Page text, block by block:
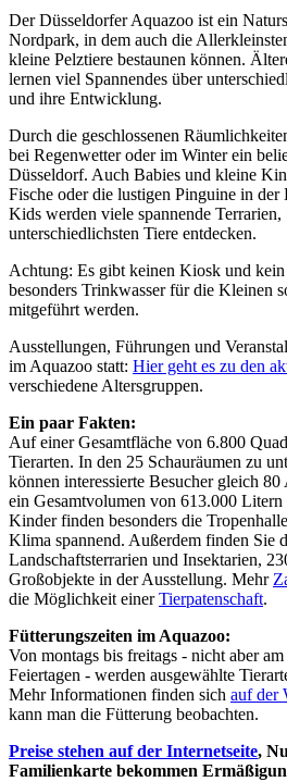
Der Düsseldorfer Aquazoo ist ein
Nordpark, in dem auch die
kleine Pelztiere bestaunen können.
lernen viel Spannendes über
und ihre Entwicklung.
Durch die geschlossenen
bei Regenwetter oder im Winter ein
Düsseldorf. Auch Babies und kleine
Fische oder die lustigen Pinguine in der
Kids werden viele spannende
unterschiedlichsten Tiere entdecken.
Achtung: Es gibt keinen Kiosk und
besonders Trinkwasser für die Kleinen
mitgeführt werden.
Ausstellungen, Führungen und
im Aquazoo statt: Hier geht es zu den
verschiedene Altersgruppen.
Ein paar Fakten:
Auf einer Gesamtfläche von 6.800
Tierarten. In den 25 Schauräumen zu
können interessierte Besucher gleich
ein Gesamtvolumen von 613.000 Litern
Kinder finden besonders die
Klima spannend. Außerdem finden Sie
Landschaftsterrarien und Insektarien,
Großobjekte in der Ausstellung. Mehr
die Möglichkeit einerTierpatenschaft.
Fütterungszeiten im Aquazoo:
Von montags bis freitags - nicht aber
Feiertagen - werden ausgewählte
Mehr Informationen finden sich auf der
kann man die Fütterung beobachten.
Preise stehen auf der Internetseite,
Familienkarte bekommen